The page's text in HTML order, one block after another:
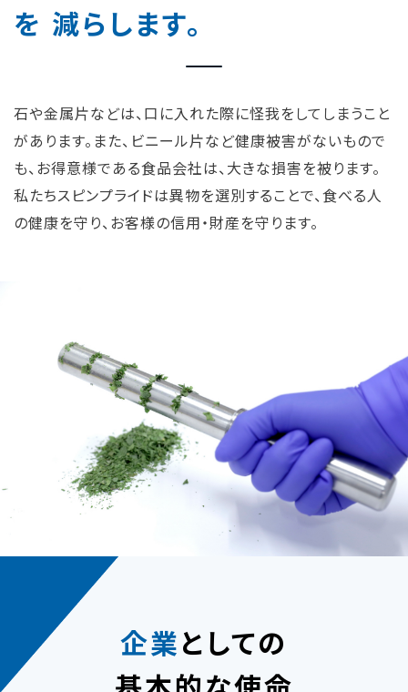
を 減らします。
石や金属片などは、口に入れた際に怪我をしてしまうこと
があります。また、ビニール片など健康被害がないもので
も、お得意様である食品会社は、大きな損害を被ります。
私たちスピンプライドは異物を選別することで、食べる人
の健康を守り、お客様の信用・財産を守ります。
企業としての